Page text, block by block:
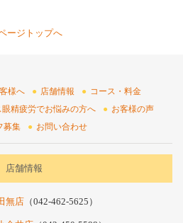
様へ 店舗情報
コース・料金
精疲労でお悩みの方へ
お客様の声
募集
お問い合わせ
店舗情報
無店 （042-462-5625）